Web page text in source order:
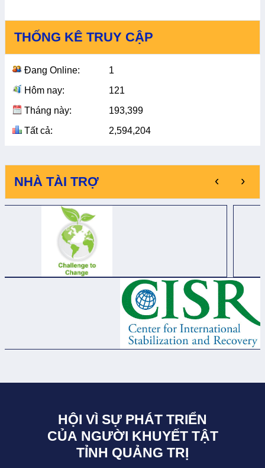
THỐNG KÊ TRUY CẬP
Đang Online:
1
Hôm nay:
121
Tháng này:
193,399
Tất cả:
2,594,204
NHÀ TÀI TRỢ ‹ ›
HỘI VÌ SỰ PHÁT TRIỂN
CỦA NGƯỜI KHUYẾT TẬT
TỈNH QUẢNG TRỊ